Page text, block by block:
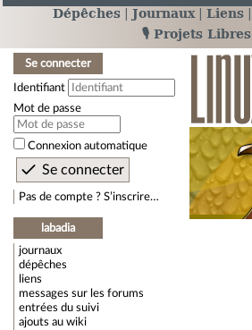
Dépêches Journaux Liens
🎙️ Projets Libres
Se connecter
Identifiant
Mot de passe
Connexion automatique
Pas de compte ? S’inscrire…
labadia
journaux
dépêches
liens
messages sur les forums
entrées du suivi
ajouts au wiki